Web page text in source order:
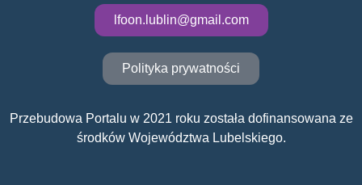
lfoon.lublin@gmail.com
Polityka prywatności
Przebudowa Portalu w 2021 roku została dofinansowana ze
środków Województwa Lubelskiego.